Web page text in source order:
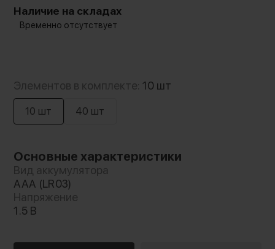
Наличие на складах
Временно отсутствует
Элементов в комплекте: 10 шт
10 шт 40 шт
Основные характеристики
Вид аккумулятора
ААА (LR03)
Напряжение
1.5 В